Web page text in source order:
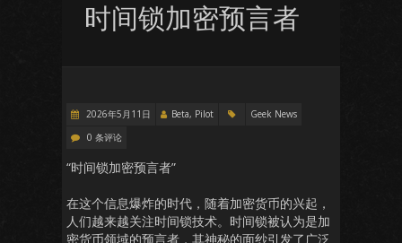
时间锁加密预言者
2026年5月11日 Beta, Pilot
Geek News
0 条评论
“时间锁加密预言者”
在这个信息爆炸的时代，随着加密货币的兴起，
人们越来越关注时间锁技术。时间锁被认为是加
密货币领域的预言者，其神秘的面纱引发了广泛